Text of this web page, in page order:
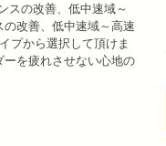
スの改善、低中速域～
改善、低中速域～高速
プから選択して頂けま
を疲れさせない心地の